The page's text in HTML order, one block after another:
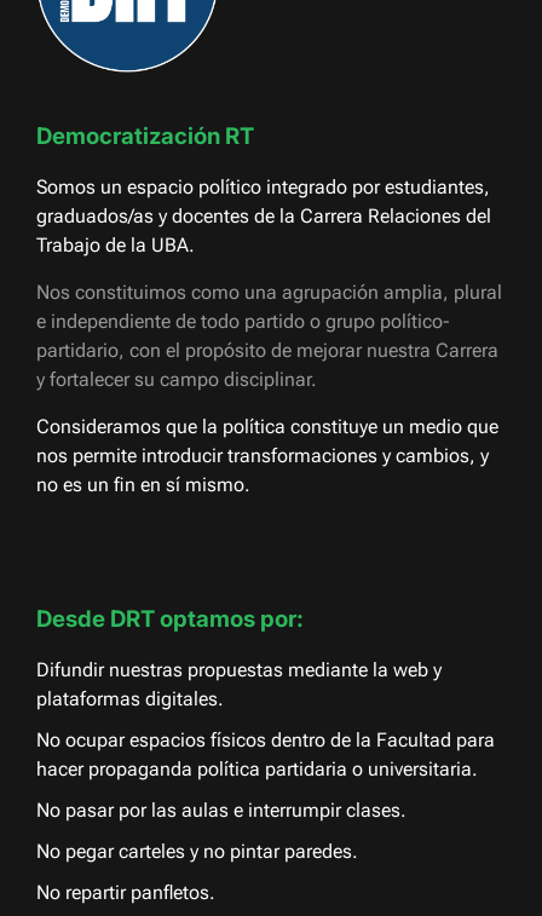
Democratización RT
Somos un espacio político integrado por estudiantes,
graduados/as y docentes de la Carrera Relaciones del
Trabajo de la UBA.
Nos constituimos como una agrupación amplia, plural
e independiente de todo partido o grupo político-
partidario, con el propósito de mejorar nuestra Carrera
y fortalecer su campo disciplinar.
Consideramos que la política constituye un medio que
nos permite introducir transformaciones y cambios, y
no es un fin en sí mismo.
Desde DRT optamos por:
Difundir nuestras propuestas mediante la web y
plataformas digitales.
No ocupar espacios físicos dentro de la Facultad para
hacer propaganda política partidaria o universitaria.
No pasar por las aulas e interrumpir clases.
No pegar carteles y no pintar paredes.
No repartir panfletos.